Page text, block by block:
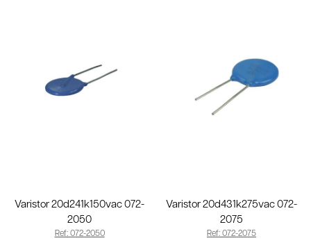
Varistor 20d241k150vac 072-
2050
Ref: 072-2050
Varistor 20d431k275vac 072-
2075
Ref: 072-2075